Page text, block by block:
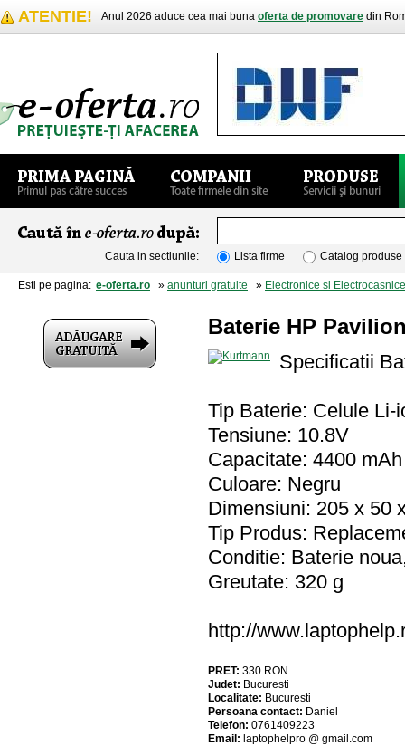
ATENTIE! Anul 2026 aduce cea mai buna oferta de promovare din
Cauta in sectiunile: Lista firme Catalog produse
Esti pe pagina: e-oferta.ro » anunturi gratuite » Electronice si Electrocasnice
Baterie HP
Specificatii
Tip Baterie: Celule Li-
Tensiune: 10.8V
Capacitate: 4400 mAh
Culoare: Negru
Dimensiuni: 205 x 50
Tip Produs:
Conditie: Baterie
Greutate: 320 g
http://
PRET: 330 RON
Judet: Bucuresti
Localitate: Bucuresti
Persoana contact: Daniel
Telefon: 0761409223
Email: laptophelpro @ gmail.com